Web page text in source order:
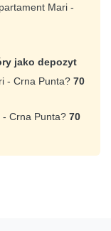
Mari -
jako depozyt
- Crna Punta? 70
Crna Punta? 70